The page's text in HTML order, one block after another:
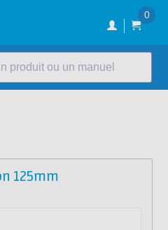
0
produit ou un manuel
125mm